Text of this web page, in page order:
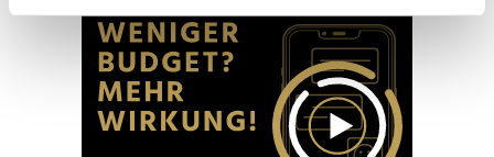
bestimmten Merkmalen (Fingerprinting) identifizieren
Erfahren Sie mehr darüber, wie Ihre persönlichen Daten
verarbeitet werden, und legen Sie Ihre Präferenzen im
Abschnitt Einzelheitenfest.